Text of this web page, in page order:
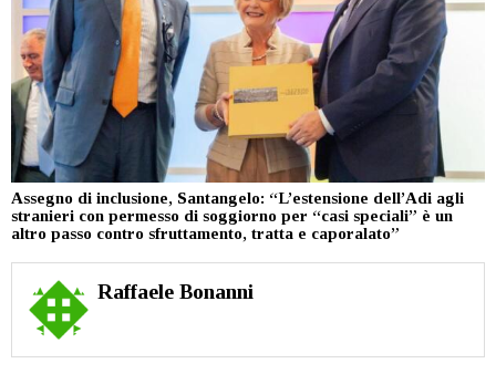
Assegno di inclusione, Santangelo: “L’estensione dell’Adi agli
stranieri con permesso di soggiorno per “casi speciali” è un
altro passo contro sfruttamento, tratta e caporalato”
Raffaele Bonanni